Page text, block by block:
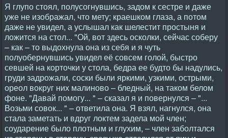
Я глупо стоял, полусогнувшись, задом к сестре и даже
уже не изображал, что мету; краешком глаза, а потом
даже не увидел, а услышал как шелестит простыня и
ложится на стол... "Ой, вот здесь осколки, сейчас соберу
– как – то выдохнула она из себя и я чуть
полуобернувшись увидел её совсем голой, быстро
севшей на корточки у стола, бедра ее будто бы надулись,
груди задрожали, соски были яркими, узкими, острыми,
ореол вокруг них малиново – бледный, на таком белом
фоне. "Давай помогу... " – сказал я и повернулся – "...
Возьми совок... " – ответила она. Я взял, нагнулся, она
стала заметать и вдруг локтем задела мой член;
соударение было плотным и глухим, – член заболтался